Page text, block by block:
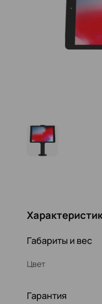
Габариты и вес
Цвет
Гарантия